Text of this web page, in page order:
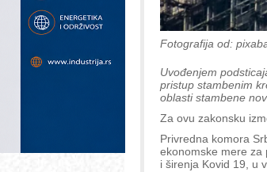
Fotografija od:
Uvođenjem
pristup stambenim
oblasti stambene
Za ovu zakonsku
Privredna komora
ekonomske mere za
i širenja Kovid 19, u